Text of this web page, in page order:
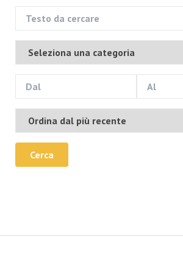
Cerca